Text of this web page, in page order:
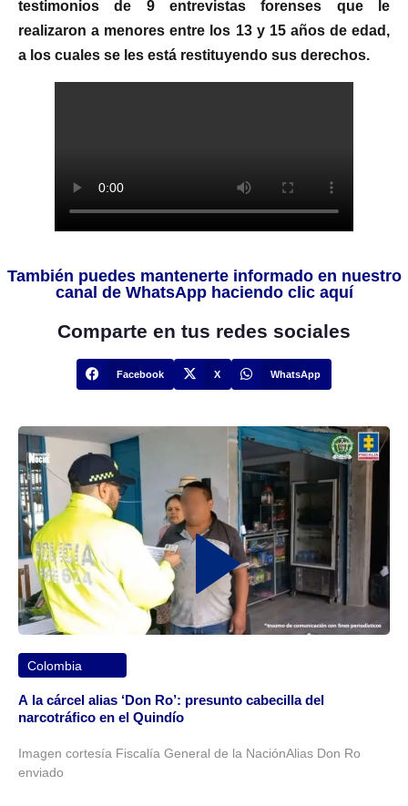
testimonios de 9 entrevistas forenses que le
realizaron a menores entre los 13 y 15 años de edad,
a los cuales se les está restituyendo sus derechos.
También puedes mantenerte informado en nuestro
canal de WhatsApp haciendo clic aquí
Comparte en tus redes sociales
Facebook X WhatsApp
Colombia
A la cárcel alias ‘Don Ro’: presunto cabecilla del
narcotráfico en el Quindío
Imagen cortesía Fiscalía General de la NaciónAlias Don Ro
enviado